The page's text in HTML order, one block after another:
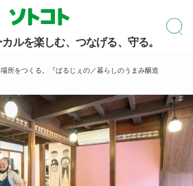
ルを楽しむ、つなげる、守る。
所をつくる。『ばるじぇの／暮らしのうまみ醸造